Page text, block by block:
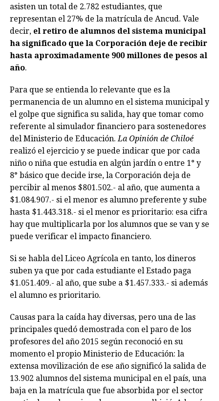
asisten un total de 2.782 estudiantes, que
representan el 27% de la matrícula de Ancud. Vale
decir, el retiro de alumnos del sistema municipal
ha significado que la Corporación deje de recibir
hasta aproximadamente 900 millones de pesos al
año.
Para que se entienda lo relevante que es la
permanencia de un alumno en el sistema municipal y
el golpe que significa su salida, hay que tomar como
referente al simulador financiero para sostenedores
del Ministerio de Educación.La Opinión de Chiloé
realizó el ejercicio y se puede indicar que por cada
niño o niña que estudia en algún jardín o entre 1° y
8° básico que decide irse, la Corporación deja de
percibir al menos $801.502.- al año, que aumenta a
$1.084.907.- si el menor es alumno preferente y sube
hasta $1.443.318.- si el menor es prioritario: esa cifra
hay que multiplicarla por los alumnos que se van y se
puede verificar el impacto financiero.
Si se habla del Liceo Agrícola en tanto, los dineros
suben ya que por cada estudiante el Estado paga
$1.051.409.- al año, que sube a $1.457.333.- si además
el alumno es prioritario.
Causas para la caída hay diversas, pero una de las
principales quedó demostrada con el paro de los
profesores del año 2015 según reconoció en su
momento el propio Ministerio de Educación: la
extensa movilización de ese año significó la salida de
13.902 alumnos del sistema municipal en el país, una
baja en la matrícula que fue absorbida por el sector